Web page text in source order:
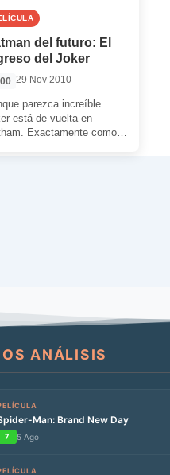
del futuro: El
del Joker
29 Nov 2010
parezca increíble
está de vuelta en
Exactamente como
ANÁLISIS
Man: Brand New Day
7 5 Ago